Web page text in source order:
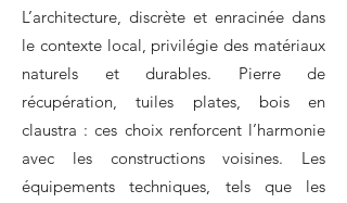
L’architecture, discrète et enracinée dans
le contexte local, privilégie des matériaux
naturels et durables. Pierre de
récupération, tuiles plates, bois en
claustra : ces choix renforcent l’harmonie
avec les constructions voisines. Les
équipements techniques, tels que les